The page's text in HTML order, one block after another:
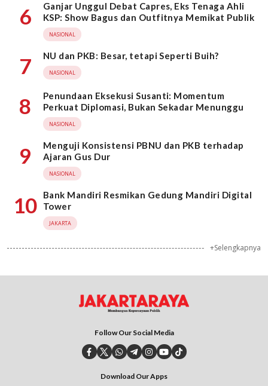
6
Ganjar Unggul Debat Capres, Eks Tenaga Ahli
KSP: Show Bagus dan Outfitnya Memikat Publik
NASIONAL
7 NU dan PKB: Besar, tetapi Seperti Buih?
NASIONAL
8
Penundaan Eksekusi Susanti: Momentum
Perkuat Diplomasi, Bukan Sekadar Menunggu
NASIONAL
9
Menguji Konsistensi PBNU dan PKB terhadap
Ajaran Gus Dur
NASIONAL
10
Bank Mandiri Resmikan Gedung Mandiri Digital
Tower
JAKARTA
+Selengkapnya
Follow Our Social Media
Download Our Apps